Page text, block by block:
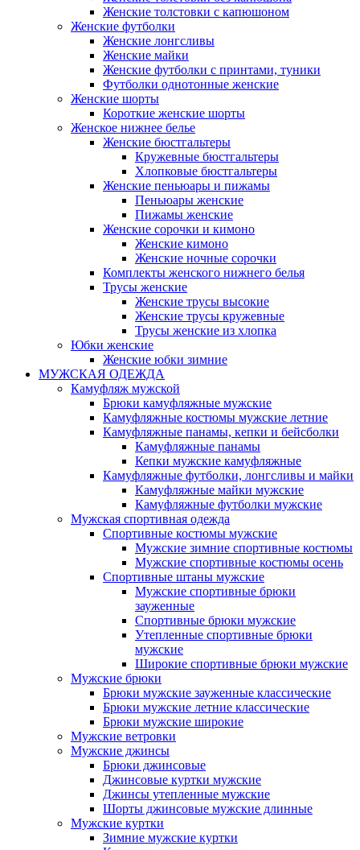
Женские толстовки с капюшоном
Женские футболки
Женские лонгсливы
Женские майки
Женские футболки с принтами, туники
Футболки однотонные женские
Женские шорты
Короткие женские шорты
Женское нижнее белье
Женские бюстгальтеры
Кружевные бюстгальтеры
Хлопковые бюстгальтеры
Женские пеньюары и пижамы
Пеньюары женские
Пижамы женские
Женские сорочки и кимоно
Женские кимоно
Женские ночные сорочки
Комплекты женского нижнего белья
Трусы женские
Женские трусы высокие
Женские трусы кружевные
Трусы женские из хлопка
Юбки женские
Женские юбки зимние
МУЖСКАЯ ОДЕЖДА
Камуфляж мужской
Брюки камуфляжные мужские
Камуфляжные костюмы мужские летние
Камуфляжные панамы, кепки и бейсболки
Камуфляжные панамы
Кепки мужские камуфляжные
Камуфляжные футболки, лонгсливы и майки
Камуфляжные майки мужские
Камуфляжные футболки мужские
Мужская спортивная одежда
Спортивные костюмы мужские
Мужские зимние спортивные костюмы
Мужские спортивные костюмы осень
Спортивные штаны мужские
Мужские спортивные брюки
зауженные
Спортивные брюки мужские
Утепленные спортивные брюки
мужские
Широкие спортивные брюки мужские
Мужские брюки
Брюки мужские зауженные классические
Брюки мужские летние классические
Брюки мужские широкие
Мужские ветровки
Мужские джинсы
Брюки джинсовые
Джинсовые куртки мужские
Джинсы утепленные мужские
Шорты джинсовые мужские длинные
Мужские куртки
Зимние мужские куртки